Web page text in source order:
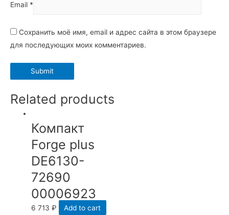
Email *
Сохранить моё имя, email и адрес сайта в этом браузере
для последующих моих комментариев.
Related products
Компакт
Forge plus
DE6130-
72690
00006923
6 713₽ Add to cart